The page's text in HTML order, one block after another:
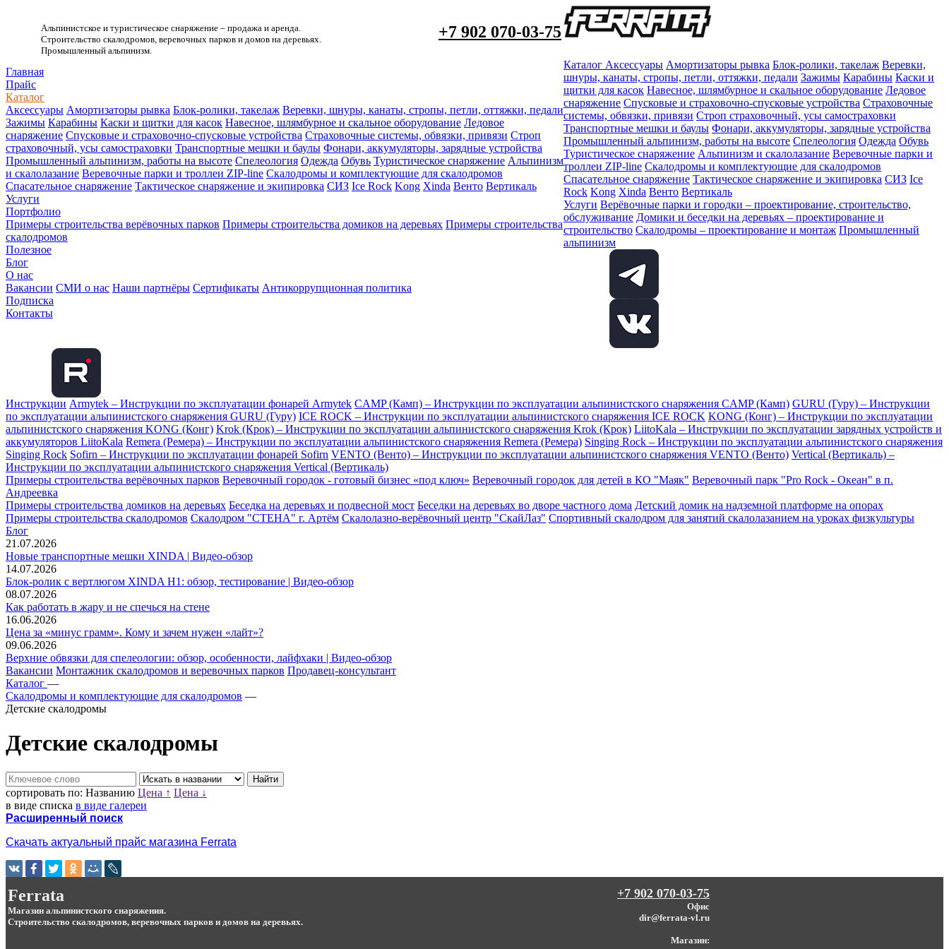
Альпинистское и туристическое снаряжение – продажа и аренда.
Строительство скалодромов, веревочных парков и домов на деревьях.
Промышленный альпинизм.
+7 902 070-03-75
Главная
Прайс
Каталог
Аксессуары Амортизаторы рывка Блок-ролики, такелаж Веревки, шнуры, канаты, стропы, петли, оттяжки, педали
Зажимы Карабины Каски и щитки для касок Навесное, шлямбурное и скальное оборудование Ледовое
снаряжение Спусковые и страховочно-спусковые устройства Страховочные системы, обвязки, привязи Строп
страховочный, усы самостраховки Транспортные мешки и баулы Фонари, аккумуляторы, зарядные устройства
Промышленный альпинизм, работы на высоте Спелеология Одежда Обувь Туристическое снаряжение Альпинизм
и скалолазание Веревочные парки и троллеи ZIP-line Скалодромы и комплектующие для скалодромов
Спасательное снаряжение Тактическое снаряжение и экипировка СИЗ Ice Rock Kong Xinda Венто Вертикаль
Услуги
Портфолио
Примеры строительства верёвочных парков Примеры строительства домиков на деревьях Примеры строительства
скалодромов
Полезное
Блог
О нас
Вакансии СМИ о нас Наши партнёры Сертификаты Антикоррупционная политика
Подписка
Контакты
Каталог Аксессуары Амортизаторы рывка Блок-ролики, такелаж Веревки,
шнуры, канаты, стропы, петли, оттяжки, педали Зажимы Карабины Каски и
щитки для касок Навесное, шлямбурное и скальное оборудование Ледовое
снаряжение Спусковые и страховочно-спусковые устройства Страховочные
системы, обвязки, привязи Строп страховочный, усы самостраховки
Транспортные мешки и баулы Фонари, аккумуляторы, зарядные устройства
Промышленный альпинизм, работы на высоте Спелеология Одежда Обувь
Туристическое снаряжение Альпинизм и скалолазание Веревочные парки и
троллеи ZIP-line Скалодромы и комплектующие для скалодромов
Спасательное снаряжение Тактическое снаряжение и экипировка СИЗ Ice
Rock Kong Xinda Венто Вертикаль
Услуги Верёвочные парки и городки – проектирование, строительство,
обслуживание Домики и беседки на деревьях – проектирование и
строительство Скалодромы – проектирование и монтаж Промышленный
альпинизм
Инструкции Armytek – Инструкции по эксплуатации фонарей Armytek CAMP (Камп) – Инструкции по эксплуатации альпинистского снаряжения CAMP (Камп) GURU (Гуру) – Инструкции
по эксплуатации альпинистского снаряжения GURU (Гуру) ICE ROCK – Инструкции по эксплуатации альпинистского снаряжения ICE ROCK KONG (Конг) – Инструкции по эксплуатации
альпинистского снаряжения KONG (Конг) Krok (Крок) – Инструкции по эксплуатации альпинистского снаряжения Krok (Крок) LiitoKala – Инструкции по эксплуатации зарядных устройств и
аккумуляторов LiitoKala Remera (Ремера) – Инструкции по эксплуатации альпинистского снаряжения Remera (Ремера) Singing Rock – Инструкции по эксплуатации альпинистского снаряжения
Singing Rock Sofirn – Инструкции по эксплуатации фонарей Sofirn VENTO (Венто) – Инструкции по эксплуатации альпинистского снаряжения VENTO (Венто) Vertical (Вертикаль) –
Инструкции по эксплуатации альпинистского снаряжения Vertical (Вертикаль)
Примеры строительства верёвочных парков Веревочный городок - готовый бизнес «под ключ» Веревочный городок для детей в КО "Маяк" Веревочный парк "Pro Rock - Океан" в п.
Андреевка
Примеры строительства домиков на деревьях Беседка на деревьях и подвесной мост Беседки на деревьях во дворе частного дома Детский домик на надземной платформе на опорах
Примеры строительства скалодромов Скалодром "СТЕНА" г. Артём Скалолазно-верёвочный центр "СкайЛаз" Спортивный скалодром для занятий скалолазанием на уроках физкультуры
Блог
21.07.2026
Новые транспортные мешки XINDA | Видео-обзор
14.07.2026
Блок-ролик с вертлюгом XINDA H1: обзор, тестирование | Видео-обзор
08.07.2026
Как работать в жару и не спечься на стене
16.06.2026
Цена за «минус грамм». Кому и зачем нужен «лайт»?
09.06.2026
Верхние обвязки для спелеологии: обзор, особенности, лайфхаки | Видео-обзор
Вакансии Монтажник скалодромов и веревочных парков Продавец-консультант
Каталог —
Скалодромы и комплектующие для скалодромов —
Детские скалодромы
Детские скалодромы
сортировать по: Названию Цена ↑ Цена ↓
в виде списка в виде галереи
Расширенный поиск
Скачать актуальный прайс магазина Ferrata
Ferrata
Магазин альпинистского снаряжения.
Строительство скалодромов, веревочных парков и домов на деревьях.
+7 902 070-03-75
Офис
dir@ferrata-vl.ru
Магазин: